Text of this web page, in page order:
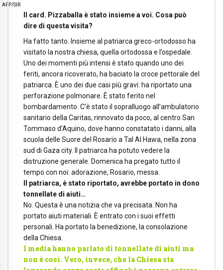
SIR
Il card. Pizzaballa è stato insieme a voi. Cosa può
dire di questa visita?
Ha fatto tanto. Insieme al patriarca greco-ortodosso ha
visitato la nostra chiesa, quella ortodossa e l’ospedale.
Uno dei momenti più intensi è stato quando uno dei
feriti, ancora ricoverato, ha baciato la croce pettorale del
patriarca. È uno dei due casi più gravi: ha riportato una
perforazione polmonare. È stato ferito nel
bombardamento. C’è stato il sopralluogo all’ambulatorio
sanitario della Caritas, rinnovato da poco, al centro San
Tommaso d’Aquino, dove hanno constatato i danni, alla
scuola delle Suore del Rosario a Tal Al Hawa, nella zona
sud di Gaza city. Il patriarca ha potuto vedere la
distruzione generale. Domenica ha pregato tutto il
tempo con noi: adorazione, Rosario, messa.
Il patriarca, è stato riportato, avrebbe portato in dono
tonnellate di aiuti…
No. Questa è una notizia che va precisata. Non ha
portato aiuti materiali. È entrato con i suoi effetti
personali. Ha portato la benedizione, la consolazione
della Chiesa.
I media hanno parlato di tonnellate di aiuti ma
non è così. Vero, invece, che la Chiesa sta